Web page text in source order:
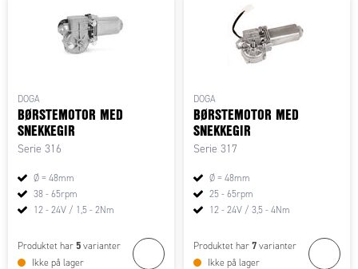
DOGA
BØRSTEMOTOR MED
SNEKKEGIR
Serie 316
Ø = 48mm
38 - 65rpm
12 - 24V / 1,5 - 2Nm
Produktet har 5 varianter
Ikke på lager
DOGA
BØRSTEMOTOR MED
SNEKKEGIR
Serie 317
Ø = 48mm
25 - 65rpm
12 - 24V / 3,5 - 4Nm
Produktet har 7 varianter
Ikke på lager